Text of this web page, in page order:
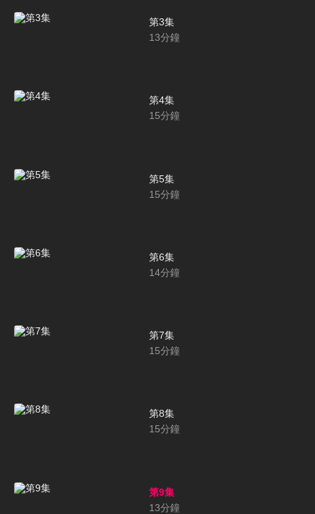
第3集
13分鐘
第4集
15分鐘
第5集
15分鐘
第6集
14分鐘
第7集
15分鐘
第8集
15分鐘
第9集
13分鐘